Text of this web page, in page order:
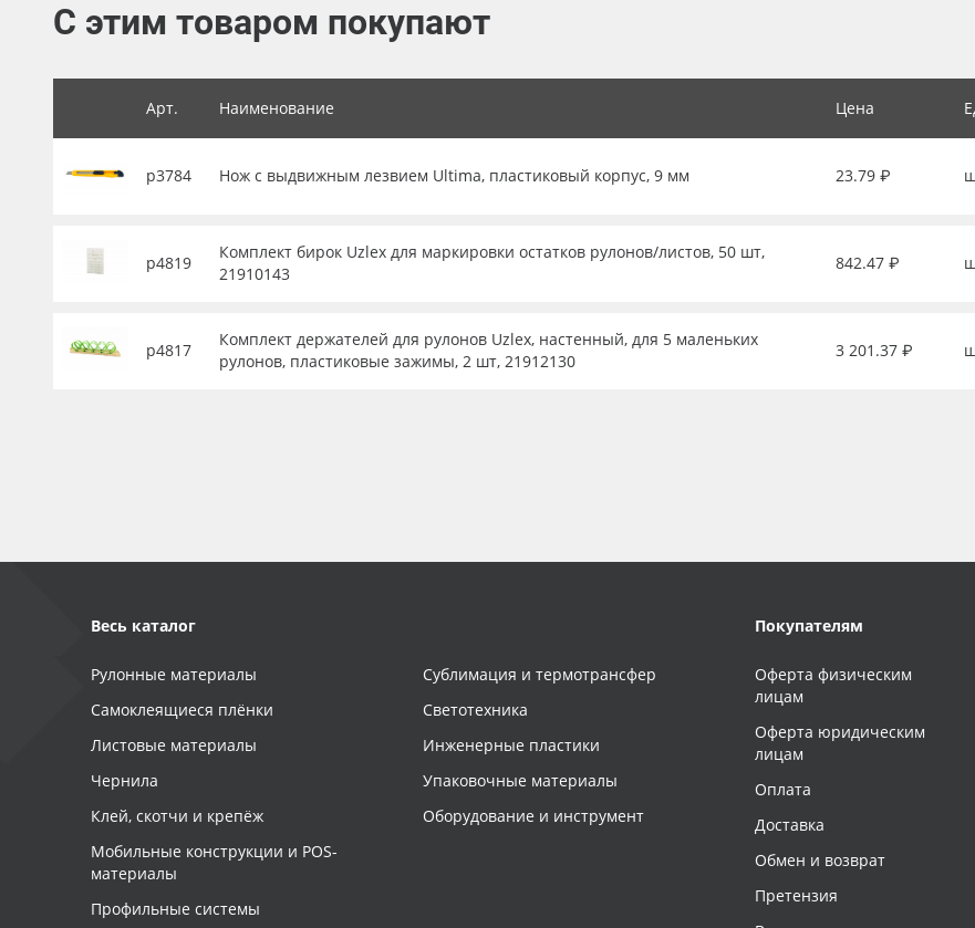
С этим товаром покупают
Арт. Наименование Цена
р3784 Нож с выдвижным лезвием Ultima, пластиковый корпус, 9 мм 23.79 ₽
р4819
Комплект бирок Uzlex для маркировки остатков рулонов/листов, 50 шт,
21910143
842.47 ₽
р4817
Комплект держателей для рулонов Uzlex, настенный, для 5 маленьких
рулонов, пластиковые зажимы, 2 шт, 21912130
3 201.37 ₽
Весь каталог
Рулонные материалы
Самоклеящиеся плёнки
Листовые материалы
Чернила
Клей, скотчи и крепёж
Мобильные конструкции и POS-
материалы
Профильные системы
Сублимация и термотрансфер
Светотехника
Инженерные пластики
Упаковочные материалы
Оборудование и инструмент
Покупателям
Оферта физическим
лицам
Оферта юридическим
лицам
Оплата
Доставка
Обмен и возврат
Претензия